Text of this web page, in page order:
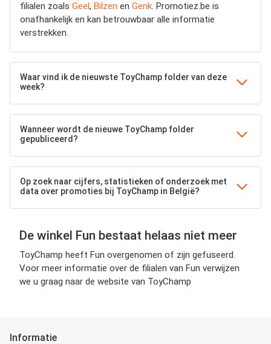
filialen zoals Geel, Bilzen en Genk. Promotiez.be is
onafhankelijk en kan betrouwbaar alle informatie
verstrekken.
Waar vind ik de nieuwste ToyChamp folder van deze
week?
Wanneer wordt de nieuwe ToyChamp folder
gepubliceerd?
Op zoek naar cijfers, statistieken of onderzoek met
data over promoties bij ToyChamp in België?
De winkel Fun bestaat helaas niet meer
ToyChamp heeft Fun overgenomen of zijn gefuseerd.
Voor meer informatie over de filialen van Fun verwijzen
we u graag naar de website van ToyChamp
Informatie